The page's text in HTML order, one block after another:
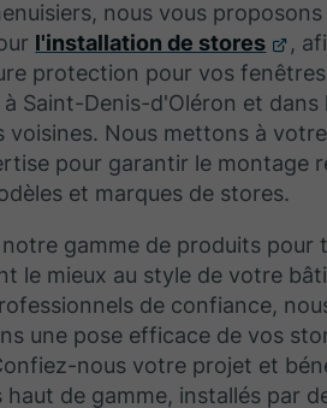
nous vous
l'installation de stores
,
protection pour vos
Saint-Denis-d'Oléron et dans
voisines. Nous mettons à
pour garantir le montage
et marques de stores.
gamme de produits pour
le mieux au style de votre
de confiance,
une pose efficace de vos
nous votre projet et
haut de gamme, installés par